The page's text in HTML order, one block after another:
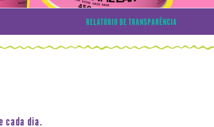
RELATÓRIO DE TRANSPARÊNCIA
dia.